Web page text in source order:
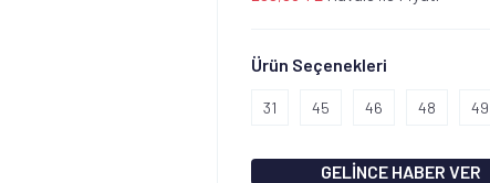
Ürün Seçenekleri
31 45 46 48 49
GELİNCE HABER VER